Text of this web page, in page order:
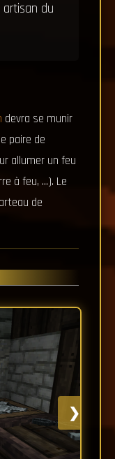
du
devra se munir
paire de
allumer un feu
à feu, ...). Le
de
❯